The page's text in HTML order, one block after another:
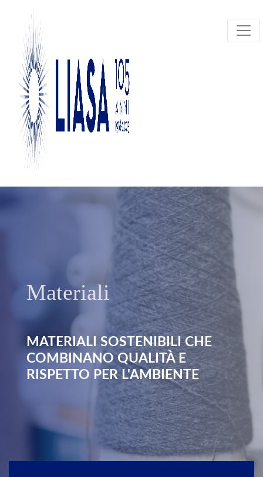
Materiali
MATERIALI SOSTENIBILI CHE
COMBINANO QUALITÀ E
RISPETTO PER L'AMBIENTE